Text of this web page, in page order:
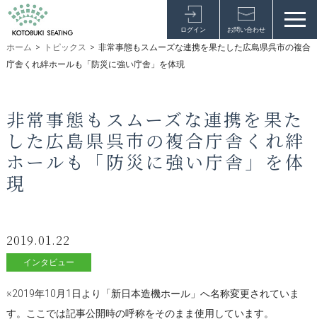
ログイン お問い合わせ
ホーム > トピックス > 非常事態もスムーズな連携を果たした広島県呉市の複合
庁舎くれ絆ホールも「防災に強い庁舎」を体現
非常事態もスムーズな連携を果た
した広島県呉市の複合庁舎くれ絆
ホールも「防災に強い庁舎」を体
現
2019.01.22
インタビュー
※2019年10月1日より「新日本造機ホール」へ名称変更されていま
す。ここでは記事公開時の呼称をそのまま使用しています。